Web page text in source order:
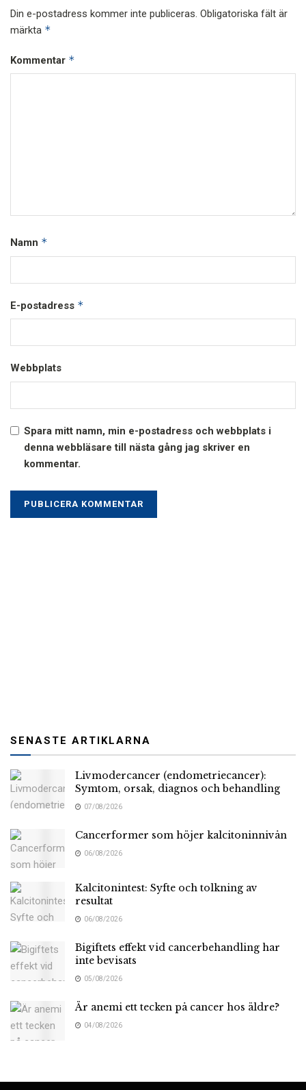
Din e-postadress kommer inte publiceras. Obligatoriska fält är
märkta *
Kommentar *
Namn *
E-postadress *
Webbplats
Spara mitt namn, min e-postadress och webbplats i
denna webbläsare till nästa gång jag skriver en
kommentar.
SENASTE ARTIKLARNA
Livmodercancer (endometriecancer):
Symtom, orsak, diagnos och behandling
07/08/2026
Cancerformer som höjer kalcitoninnivån
06/08/2026
Kalcitonintest: Syfte och tolkning av
resultat
06/08/2026
Bigiftets effekt vid cancerbehandling har
inte bevisats
05/08/2026
Är anemi ett tecken på cancer hos äldre?
04/08/2026